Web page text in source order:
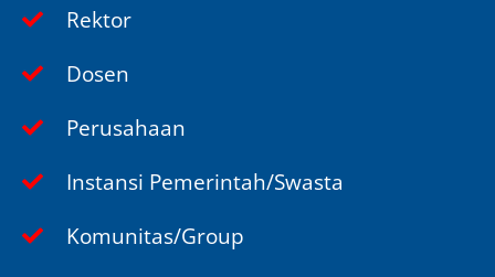
Rektor
Dosen
Perusahaan
Instansi Pemerintah/Swasta
Komunitas/Group